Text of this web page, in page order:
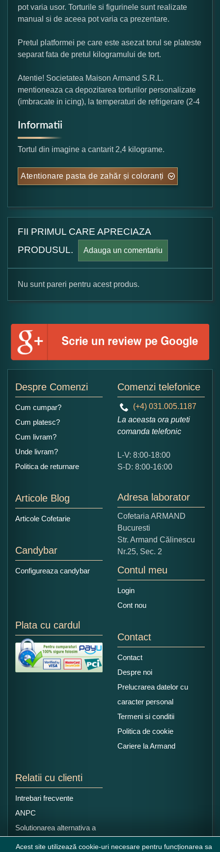
pot varia usor. Torturile si figurinele sunt realizate
manual si de aceea pot varia ca prezentare.
Pretul platformei pe care este asezat torul se plateste
separat fata de pretul kilogramului de tort.
Atentie! Societatea Maison Armand S.R.L.
mentioneaza ca depozitarea torturilor personalizate
(imbracate in icing), la temperaturi de refrigerare (2-4
Informatii
Tortul din imagine a cantarit 2,4 kilograme.
Atentionare pasta de zahăr și coloranți
FII PRIMUL CARE APRECIAZA
PRODUSUL.
Adauga un comentariu
Formular pareri client
Numele dumneavoastra:
Ce nota acordati acestui produs?
5
Copiati alaturi numarul din imagine:
Nu sunt pareri pentru acest produs.
Despre Comenzi
Cum cumpar?
Cum platesc?
Cum livram?
Unde livram?
Politica de returnare
Articole Blog
Articole Cofetarie
Candybar
Configureaza candybar
Comenzi telefonice
(+4) 031.005.1187
La aceasta ora puteti
comanda telefonic
L-V: 8:00-18:00
S-D: 8:00-16:00
Adresa laborator
Cofetaria ARMAND
Bucuresti
Str. Armand Călinescu
Nr.25, Sec. 2
Contul meu
Login
Cont nou
Plata cu cardul
Contact
Contact
Despre noi
Prelucrarea datelor cu
caracter personal
Termeni si conditii
Politica de cookie
Cariere la Armand
Relatii cu clienti
Intrebari frecvente
ANPC
Solutionarea alternativa a
litigiilor
Acest site utilizează cookie-uri necesare pentru funcționarea sa